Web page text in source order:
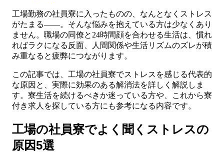
工場勤務の社員寮に入ったものの、なんとなくストレス
がたまる——。そんな悩みを抱えている方は少なくあり
ません。職場の同僚と24時間顔を合わせる生活は、慣れ
ればラクになる反面、人間関係や生活リズムのズレが積
み重なると疲弊につながります。
この記事では、工場の社員寮でストレスを感じる代表的
な原因と、実際に効果のある解消法を詳しく解説しま
す。寮生活を続けるべきか迷っている方や、これから寮
付き求人を探している方にも参考になる内容です。
工場の社員寮でよく聞くストレスの
原因5選